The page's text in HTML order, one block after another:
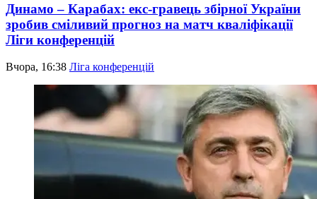
Динамо – Карабах: екс-гравець збірної України
зробив сміливий прогноз на матч кваліфікації
Ліги конференцій
Вчора, 16:38 Ліга конференцій